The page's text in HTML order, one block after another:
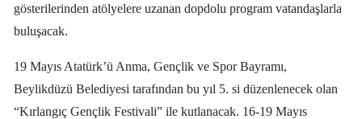
gösterilerinden atölyelere uzanan dopdolu program vatandaşlarla
buluşacak.
19 Mayıs Atatürk’ü Anma, Gençlik ve Spor Bayramı,
Beylikdüzü Belediyesi tarafından bu yıl 5. si düzenlenecek olan
“Kırlangıç Gençlik Festivali” ile kutlanacak. 16-19 Mayıs